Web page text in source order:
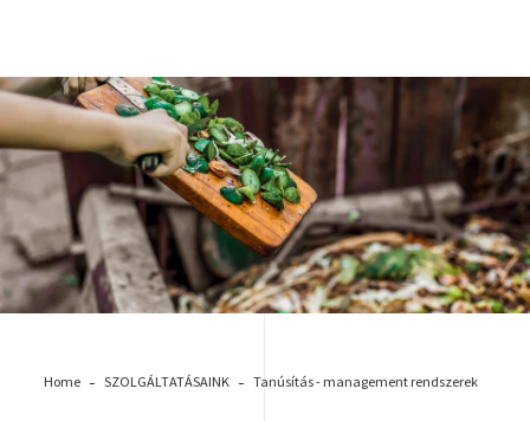
Food waste
Home SZOLGÁLTATÁSAINK Tanúsítás - management rendszerek